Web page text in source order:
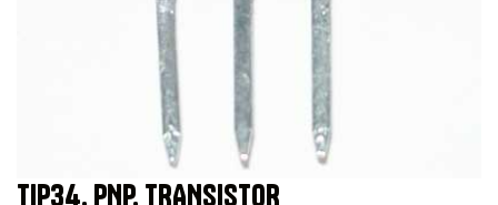
TIP34, PNP, TRANSISTOR